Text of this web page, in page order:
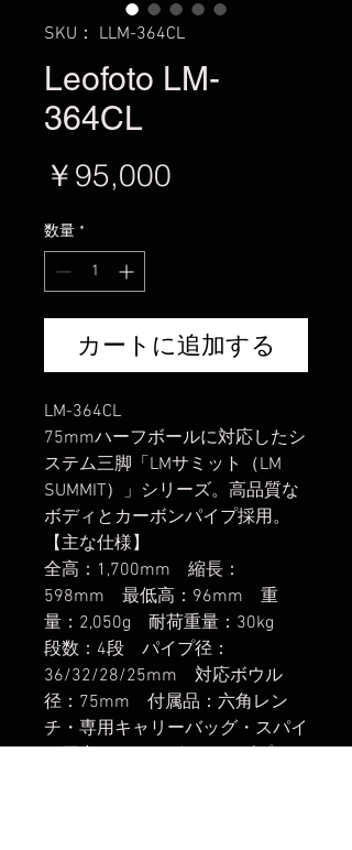
SKU： LLM-364CL
Leofoto LM-
364CL
￥95,000
数量 *
カートに追加する
LM-364CL
75mmハーフボールに対応したシ
ステム三脚「LMサミット（LM
SUMMIT）」シリーズ。高品質な
ボディとカーボンパイプ採用。
【主な仕様】
全高：1,700mm 縮長：
598mm 最低高：96mm 重
量：2,050g 耐荷重量：30kg
段数：4段 パイプ径：
36/32/28/25mm 対応ボウル
径：75mm 付属品：六角レン
チ・専用キャリーバッグ・スパイ